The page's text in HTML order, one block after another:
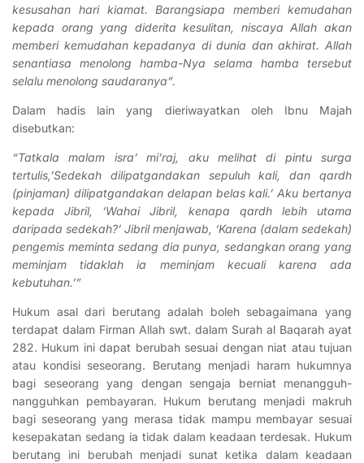
kesusahan hari kiamat. Barangsiapa memberi kemudahan
kepada orang yang diderita kesulitan, niscaya Allah akan
memberi kemudahan kepadanya di dunia dan akhirat. Allah
senantiasa menolong hamba-Nya selama hamba tersebut
selalu menolong saudaranya”.
Dalam hadis lain yang dieriwayatkan oleh Ibnu Majah
disebutkan:
“Tatkala malam isra’ mi’raj, aku melihat di pintu surga
tertulis,’Sedekah dilipatgandakan sepuluh kali, dan qardh
(pinjaman) dilipatgandakan delapan belas kali.’ Aku bertanya
kepada Jibril, ‘Wahai Jibril, kenapa qardh lebih utama
daripada sedekah?’ Jibril menjawab, ‘Karena (dalam sedekah)
pengemis meminta sedang dia punya, sedangkan orang yang
meminjam tidaklah ia meminjam kecuali karena ada
kebutuhan.’”
Hukum asal dari berutang adalah boleh sebagaimana yang
terdapat dalam Firman Allah swt. dalam Surah al Baqarah ayat
282. Hukum ini dapat berubah sesuai dengan niat atau tujuan
atau kondisi seseorang. Berutang menjadi haram hukumnya
bagi seseorang yang dengan sengaja berniat menangguh-
nangguhkan pembayaran. Hukum berutang menjadi makruh
bagi seseorang yang merasa tidak mampu membayar sesuai
kesepakatan sedang ia tidak dalam keadaan terdesak. Hukum
berutang ini berubah menjadi sunat ketika dalam keadaan